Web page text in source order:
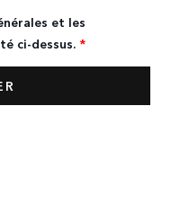
et les
ci-dessus. *